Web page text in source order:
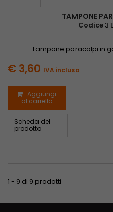
TAMPONE
Codice 3
Tampone paracolpi in
€ 3,60 IVA inclusa
Aggiungi
al carrello
Scheda del
prodotto
1 - 9 di 9 prodotti